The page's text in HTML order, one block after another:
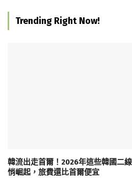
Trending Right Now!
韓流出走首爾！2026年這些韓國二
悄崛起，旅費還比首爾便宜